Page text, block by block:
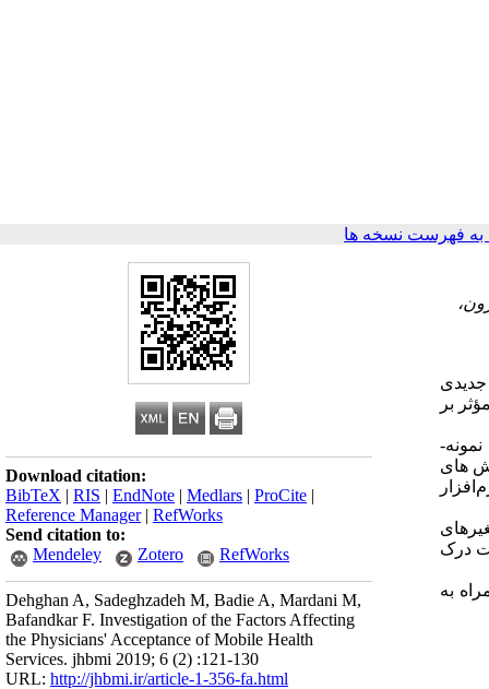
فهرست نسخه ها
Download citation:
BibTeX | RIS | EndNote | Medlars | ProCite |
Reference Manager| RefWorks
Send citation to:
Mendeley
Zotero RefWorks
Dehghan A, Sadeghzadeh M, Badie A, Mardani M,
Bafandkar F. Investigation of the Factors Affecting
the Physicians' Acceptance of Mobile Health
Services. jhbmi 2019; 6 (2) :121-130
URL: http://jhbmi.ir/article-1-356-fa.html
بر
های
درک
به